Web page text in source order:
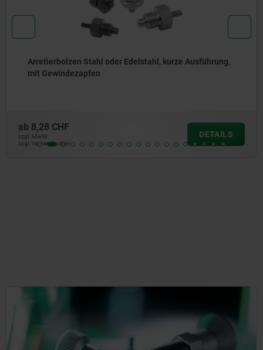
Arretierbolzen Stahl oder Edelstahl, ohne Bund, mit
Edelstahl-Zugring
ab6,09 CHF
zzgl. MwSt.
zzgl. Versandkosten
DETAILS